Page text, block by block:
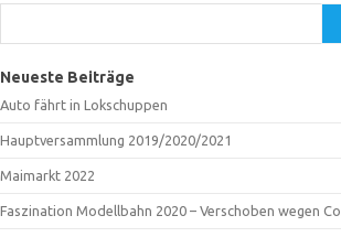
Neueste Beiträge
Auto fährt in Lokschuppen
Hauptversammlung 2019/2020/2021
Maimarkt 2022
Faszination Modellbahn 2020 – Verschoben wegen